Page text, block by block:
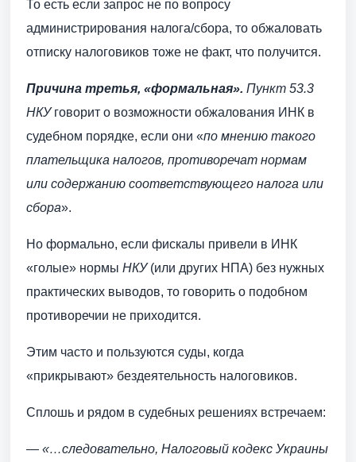
То есть если запрос не по вопросу
администрирования налога/сбора, то обжаловать
отписку налоговиков тоже не факт, что получится.
Причина третья, «формальная». Пункт 53.3
НКУговорит о возможности обжалования ИНК в
судебном порядке, если они «по мнению такого
плательщика налогов, противоречат нормам
или содержанию соответствующего налога или
сбора».
Но формально, если фискалы привели в ИНК
«голые» нормы НКУ(или других НПА) без нужных
практических выводов, то говорить о подобном
противоречии не приходится.
Этим часто и пользуются суды, когда
«прикрывают» бездеятельность налоговиков.
Сплошь и рядом в судебных решениях встречаем:
— «…следовательно, Налоговый кодекс Украины